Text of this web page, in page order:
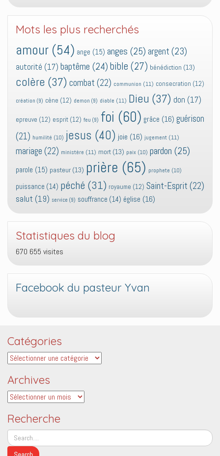
Mots les plus recherchés
amour (54) ange (15) anges (25) argent (23)
autorité (17) baptême (24) bible (27) bénédiction (13)
colère (37) combat (22) communion (11) consecration (12)
création (9) cène (12) demon (9) diable (11) Dieu (37) don (17)
epreuve (12) esprit (12) feu (9) foi (60) grâce (16) guérison
(21) humilité (10) jesus (40) joie (16) jugement (11)
mariage (22) ministère (11) mort (13) paix (10) pardon (25)
parole (15) pasteur (13) prière (65) prophete (10)
puissance (14) péché (31) royaume (12) Saint-Esprit (22)
salut (19) service (9) souffrance (14) église (16)
Statistiques du blog
670 655 visites
Facebook du pasteur Yvan
Catégories
Catégories
Archives
Archives
Recherche